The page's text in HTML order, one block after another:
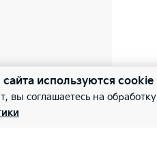
используются cookie
вы соглашаетесь на обработку